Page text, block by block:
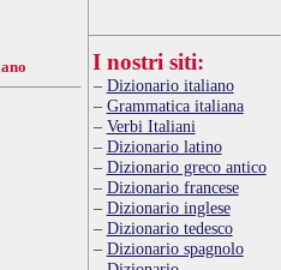
I nostri siti:
Dizionario italiano
Grammatica italiana
Verbi Italiani
Dizionario latino
Dizionario greco antico
Dizionario francese
Dizionario inglese
Dizionario tedesco
Dizionario spagnolo